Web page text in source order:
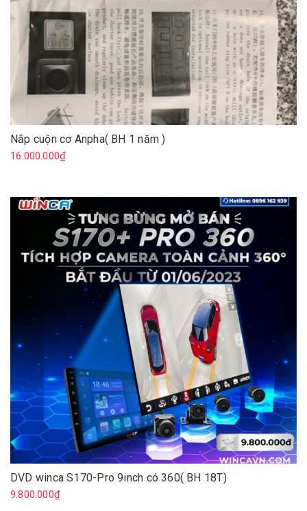
Nắp cuộn cơ Anpha( BH 1 năm )
16.000.000₫
DVD winca S170-Pro 9inch có 360( BH 18T)
9.800.000₫